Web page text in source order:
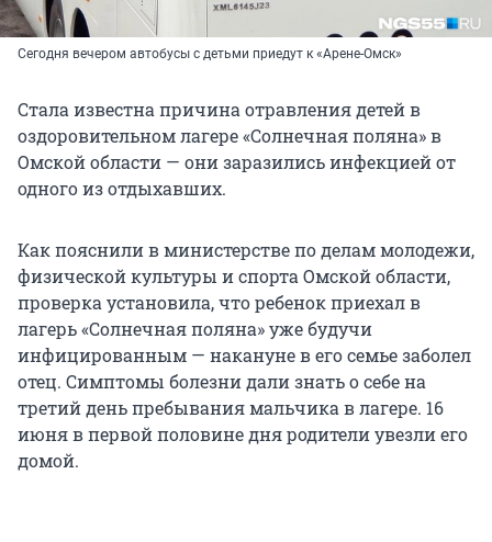
Сегодня вечером автобусы с детьми приедут к «Арене-Омск»
Стала известна причина отравления детей в
оздоровительном лагере «Солнечная поляна» в
Омской области — они заразились инфекцией от
одного из отдыхавших.
Как пояснили в министерстве по делам молодежи,
физической культуры и спорта Омской области,
проверка установила, что ребенок приехал в
лагерь «Солнечная поляна» уже будучи
инфицированным — накануне в его семье заболел
отец. Симптомы болезни дали знать о себе на
третий день пребывания мальчика в лагере. 16
июня в первой половине дня родители увезли его
домой.